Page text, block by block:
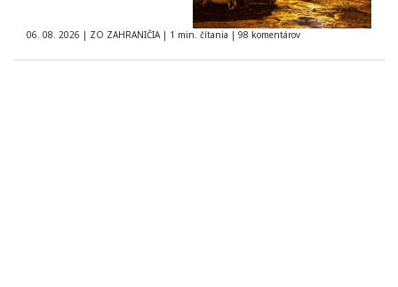
06. 08. 2026 | ZO ZAHRANIČIA | 1 min. čítania | 98 komentárov